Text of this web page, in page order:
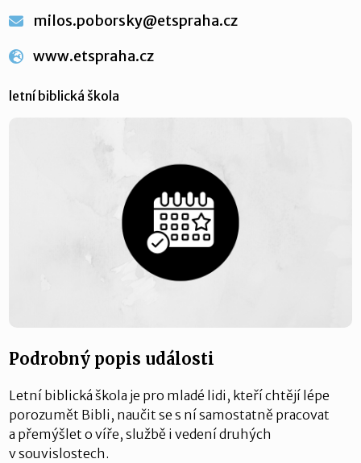
milos.poborsky@etspraha.cz
www.etspraha.cz
letní biblická škola
Podrobný popis události
Letní biblická škola je pro mladé lidi, kteří chtějí lépe
porozumět Bibli, naučit se s ní samostatně pracovat
a přemýšlet o víře, službě i vedení druhých
v souvislostech.